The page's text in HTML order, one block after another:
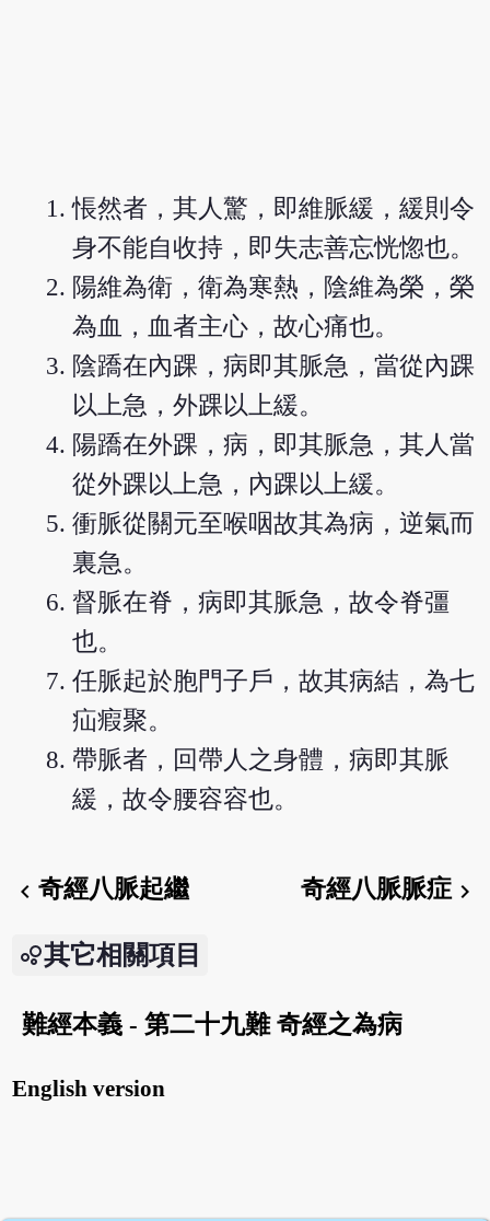
悵然者，其人驚，即維脈緩，緩則令
身不能自收持，即失志善忘恍惚也。
陽維為衛，衛為寒熱，陰維為榮，榮
為血，血者主心，故心痛也。
陰蹻在內踝，病即其脈急，當從內踝
以上急，外踝以上緩。
陽蹻在外踝，病，即其脈急，其人當
從外踝以上急，內踝以上緩。
衝脈從關元至喉咽故其為病，逆氣而
裏急。
督脈在脊，病即其脈急，故令脊彊
也。
任脈起於胞門子戶，故其病結，為七
疝瘕聚。
帶脈者，回帶人之身體，病即其脈
緩，故令腰容容也。
chevron_left奇經八脈起繼 奇經八脈脈症chevron_right
其它相關項目
難經本義 - 第二十九難 奇經之為病
English version